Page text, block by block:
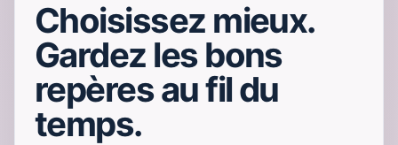
Choisissez mieux.
Gardez les bons
repères au fil du
temps.